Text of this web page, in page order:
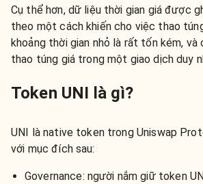
Cụ thể hơn, dữ liệu thời gian giá được
theo một cách khiến cho việc thao
khoảng thời gian nhỏ là rất tốn kém, và
thao túng giá trong một giao dịch duy
Token UNI là gì?
UNI là native token trong Uniswap
với mục đích sau:
Governance: người nắm giữ token